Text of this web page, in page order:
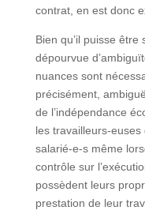
contrat, en est donc
Bien qu’il puisse
dépourvue
nuances sont
précisément,
de l’indépendance
les travailleurs-
salarié-e-s même
contrôle sur
possèdent leurs
prestation de leur